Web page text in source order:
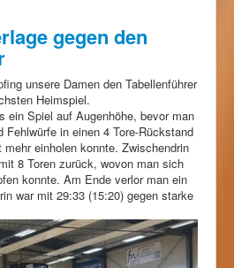
gegen den
unsere Damen den Tabellenführer
Heimspiel.
ein Spiel auf Augenhöhe, bevor man
Fehlwürfe in einen 4 Tore-Rückstand
einholen konnte. Zwischendrin
8 Toren zurück, wovon man sich
konnte. Am Ende verlor man ein
war mit 29:33 (15:20) gegen starke